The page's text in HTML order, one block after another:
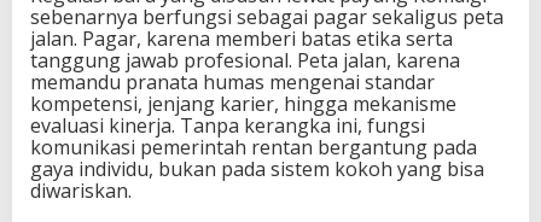
sebenarnya berfungsi sebagai pagar sekaligus peta
jalan. Pagar, karena memberi batas etika serta
tanggung jawab profesional. Peta jalan, karena
memandu pranata humas mengenai standar
kompetensi, jenjang karier, hingga mekanisme
evaluasi kinerja. Tanpa kerangka ini, fungsi
komunikasi pemerintah rentan bergantung pada
gaya individu, bukan pada sistem kokoh yang bisa
diwariskan.